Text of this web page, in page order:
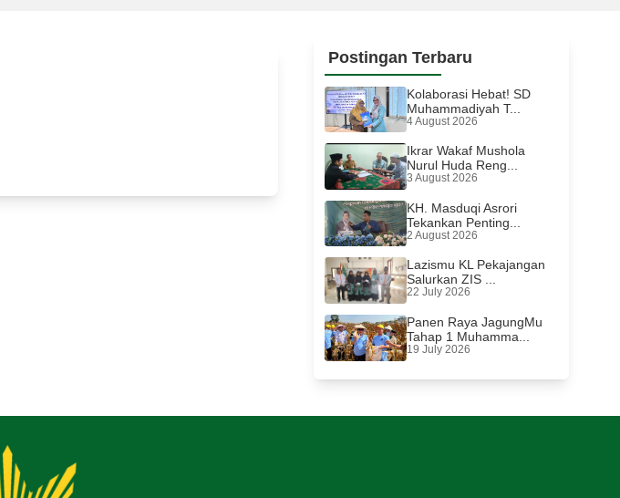
Postingan Terbaru
Kolaborasi Hebat! SD
Muhammadiyah T...
4 August 2026
Ikrar Wakaf Mushola
Nurul Huda Reng...
3 August 2026
KH. Masduqi Asrori
Tekankan Penting...
2 August 2026
Lazismu KL Pekajangan
Salurkan ZIS ...
22 July 2026
Panen Raya JagungMu
Tahap 1 Muhamma...
19 July 2026